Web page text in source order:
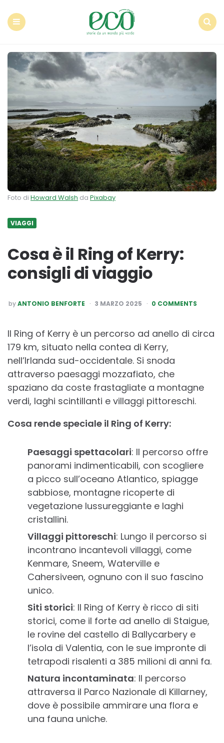
Foto di Howard Walsh da Pixabay
VIAGGI
Cosa è il Ring of Kerry:
consigli di viaggio
POSTED
BY
byANTONIO BENFORTE 3 MARZO 2025 0 COMMENTS
Il Ring of Kerry è un percorso ad anello di circa
179 km, situato nella contea di Kerry,
nell’Irlanda sud-occidentale. Si snoda
attraverso paesaggi mozzafiato, che
spaziano da coste frastagliate a montagne
verdi, laghi scintillanti e villaggi pittoreschi.
Cosa rende speciale il Ring of Kerry:
Paesaggi spettacolari: Il percorso offre
panorami indimenticabili, con scogliere
a picco sull’oceano Atlantico, spiagge
sabbiose, montagne ricoperte di
vegetazione lussureggiante e laghi
cristallini.
Villaggi pittoreschi: Lungo il percorso si
incontrano incantevoli villaggi, come
Kenmare, Sneem, Waterville e
Cahersiveen, ognuno con il suo fascino
unico.
Siti storici: Il Ring of Kerry è ricco di siti
storici, come il forte ad anello di Staigue,
le rovine del castello di Ballycarbery e
l’isola di Valentia, con le sue impronte di
tetrapodi risalenti a 385 milioni di anni fa.
Natura incontaminata: Il percorso
attraversa il Parco Nazionale di Killarney,
dove è possibile ammirare una flora e
una fauna uniche.